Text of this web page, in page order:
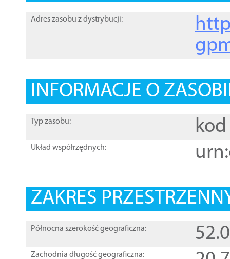
Adres zasobu z dystrybucji:
INFORMACJE O
Typ zasobu: kod
Układ współrzędnych:
ZAKRES
Północna szerokość geograficzna:
Zachodnia długość geograficzna: